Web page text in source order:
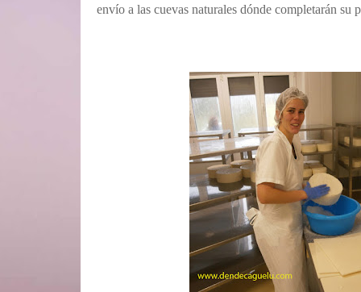
envío a las cuevas naturales dónde completarán su